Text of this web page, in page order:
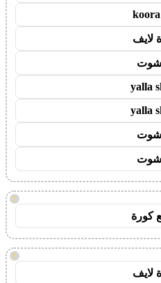
لايف
شوت
yalla
yalla
شوت
شوت
!
كورة
!
لايف